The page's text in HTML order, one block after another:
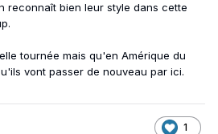
reconnaît bien leur style dans cette
tournée mais qu'en Amérique du
vont passer de nouveau par ici.
1